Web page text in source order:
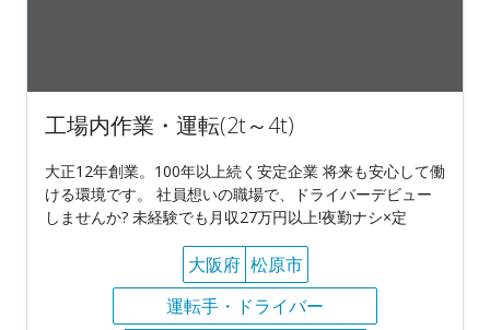
工場内作業・運転(2t～4t)
大正12年創業。100年以上続く安定企業 将来も安心して働
ける環境です。 社員想いの職場で、ドライバーデビュー
しませんか? 未経験でも月収27万円以上!夜勤ナシ×定
大阪府 松原市
運転手・ドライバー